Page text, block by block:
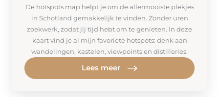
De hotspots map helpt je om de allermooiste plekjes
in Schotland gemakkelijk te vinden. Zonder uren
zoekwerk, zodat jij tijd hebt om te genieten. In deze
kaart vind je al mijn favoriete hotspots: denk aan
wandelingen, kastelen, viewpoints en distilleries.
Lees meer